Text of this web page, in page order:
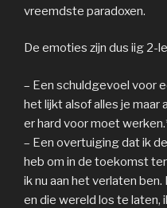
vreemdste paradoxen.
De emoties zijn dus iig 2-
– Een schuldgevoel voor
het lijkt alsof alles je maar
er hard voor moet
– Een overtuiging dat ik
heb om in de toekomst
ik nu aan het verlaten
en die wereld los te laten,